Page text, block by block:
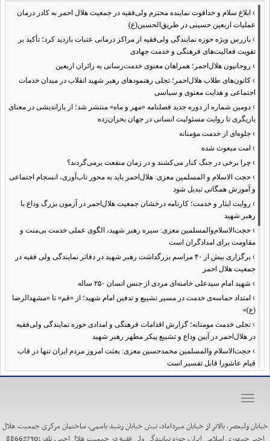
› ابلاغ سلام و خداقوت نماینده محترم ولی‌فقیه در جمعیت هلال احمر به کادر درمان
عملیات اربعین حسینی در طریق‌الحسین(ع)
› بازرس ویژه حوزه نمایندگی ولی‌فقیه از مراکز درمانی عتبات بازدید کرد؛ تأکید بر
تقویت فعالیت‌های فرهنگی و خدمت جهادی
› روحانیون هلال‌احمر؛ همراهان معنوی خدمت‌رسانی به زائران اربعین
› کانون‌های طلاب هلال‌احمر؛ تجلی رهنمودهای رهبر شهید انقلاب در میدان خدمات
اجتماعی و هدایت معنوی و سیاسی
› دومین شماره از دوره جدید فصلنامه «مهر و ماه» منتشر شد؛ از بازاندیشی در معنای
یاریگری تا روایت مسئولیت انسانی در جهان بحران‌زده
› جلوه‌ای از خدمت مؤمنانه
› امت مبعوث شده
› چرا برخی در جنگ کنار می‌کشند و در زمان منفعت برمی‌گردند؟
› حجت الاسلام و المسلمین معزی: هلال‌احمر باید به محور تاب‌آوری، انسجام اجتماعی
و آموزش همگانی تبدیل شود
› روایت ایثار و خدمت؛ کارنامه درخشان جمعیت هلال‌احمر در آزمون بزرگ وداع با
رهبر شهید
› حجت‌الاسلام‌والمسلمین معزی: سیره رهبر شهید، الگوی عملی خدمت بی‌منت و
مقاومت برای امدادگران است
›
برگزاری بیش از ۴۰ مراسم بزرگداشت رهبر شهید در دفاتر نمایندگی ولی فقیه در
جمعیت هلال احمر
› شهید امام سیدعلی خامنه‌ای مردی از جنس انسان ۲۵۰ ساله
› امتداد حماسه‌ی خدمت در مسیر تشییع و تدفین امام شهید؛ از «قم» تا «مشهدالرضا
(ع)»
› تجلی خدمت مومنانه؛ گزارش اقدامات فرهنگی و امدادی حوزه نمایندگی ولی‌فقیه
در هلال‌احمر در آیین وداع و تشییع پیکر مطهر رهبر شهید
› حجت‌الاسلام والمسلمین محمدحسین معزی: بعثت امروز مردم ایران تنها در قاب
قیام عاشورا قابل تفسیر است
›آمادگی همه‌جانبه معاونت فرهنگی حوزه نمایندگی ولی‌فقیه هلال‌احمر برای
›طنین نوای حسینی در ساختمان صلح؛ ویژه‌برنامه‌های عزاداری دهه اول محرم در
› نماینده ولی‌فقیه در هلال‌احمر: حراست اثرگذار، پشتوانه سرمایه اجتماعی است /
Toggle
خیابان ولیعصر، بالاتر از خیابان میرداماد، نبش خیابان رشید یاسمی، ساختمان مرکزی جمعیت هلال